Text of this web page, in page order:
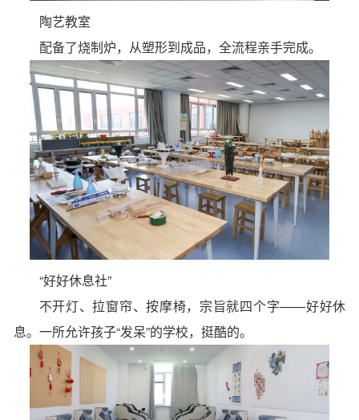
陶艺教室
配备了烧制炉，从塑形到成品，全流程亲手完成。
“好好休息社”
不开灯、拉窗帘、按摩椅，宗旨就四个字——好好休
息。一所允许孩子“发呆”的学校，挺酷的。